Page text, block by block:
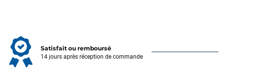
Satisfait ou remboursé
14 jours après réception de commande